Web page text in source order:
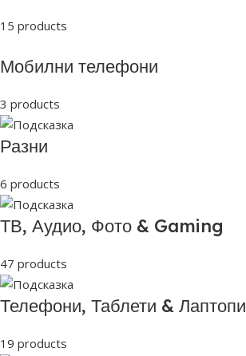
15 products
Мобилни телефони
3 products
Разни
6 products
ТВ, Аудио, Фото & Gaming
47 products
Телефони, Таблети & Лаптопи
19 products